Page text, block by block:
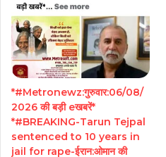
*#Metronewz:गुरुवार:06/08/
2026 की बड़ी eखबरें*
*#BREAKING-Tarun Tejpal
sentenced to 10 years in
jail for rape-ईरान:ओमान की